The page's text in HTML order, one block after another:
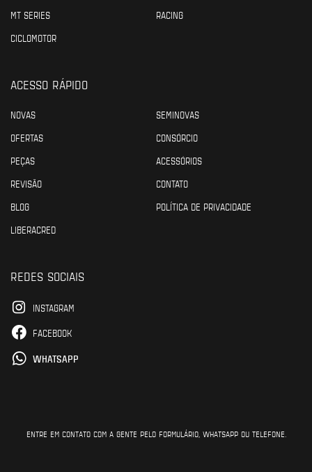
MT SERIES
RACING
CICLOMOTOR
ACESSO RÁPIDO
NOVAS
SEMINOVAS
OFERTAS
CONSÓRCIO
PEÇAS
ACESSÓRIOS
REVISÃO
CONTATO
BLOG
POLÍTICA DE PRIVACIDADE
LIBERACRED
REDES SOCIAIS
INSTAGRAM
FACEBOOK
WHATSAPP
ENTRE EM CONTATO COM A GENTE PELO FORMULÁRIO, WHATSAPP OU TELEFONE.